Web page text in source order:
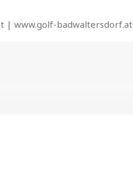
| www.golf-badwaltersdorf.at